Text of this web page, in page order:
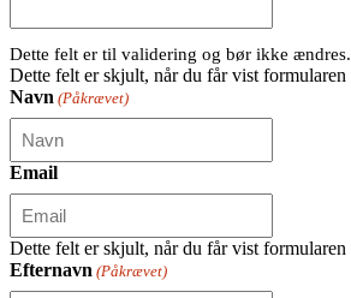
Dette felt er til validering og bør ikke ændres.
Dette felt er skjult, når du får vist formularen
Navn (Påkrævet)
Email
Dette felt er skjult, når du får vist formularen
Efternavn (Påkrævet)